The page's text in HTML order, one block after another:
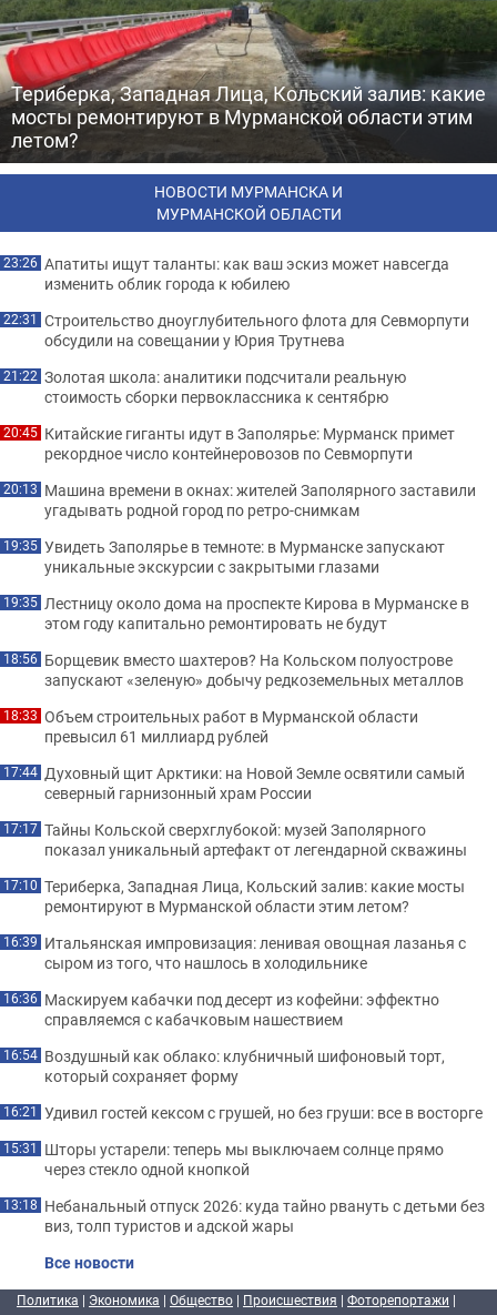
Териберка, Западная Лица, Кольский залив: какие
мосты ремонтируют в Мурманской области этим
летом?
НОВОСТИ МУРМАНСКА И
МУРМАНСКОЙ ОБЛАСТИ
23:26 Апатиты ищут таланты: как ваш эскиз может навсегда
изменить облик города к юбилею
22:31 Строительство дноуглубительного флота для Севморпути
обсудили на совещании у Юрия Трутнева
21:22 Золотая школа: аналитики подсчитали реальную
стоимость сборки первоклассника к сентябрю
20:45 Китайские гиганты идут в Заполярье: Мурманск примет
рекордное число контейнеровозов по Севморпути
20:13 Машина времени в окнах: жителей Заполярного заставили
угадывать родной город по ретро-снимкам
19:35 Увидеть Заполярье в темноте: в Мурманске запускают
уникальные экскурсии с закрытыми глазами
19:35 Лестницу около дома на проспекте Кирова в Мурманске в
этом году капитально ремонтировать не будут
18:56 Борщевик вместо шахтеров? На Кольском полуострове
запускают «зеленую» добычу редкоземельных металлов
18:33 Объем строительных работ в Мурманской области
превысил 61 миллиард рублей
17:44 Духовный щит Арктики: на Новой Земле освятили самый
северный гарнизонный храм России
17:17 Тайны Кольской сверхглубокой: музей Заполярного
показал уникальный артефакт от легендарной скважины
17:10 Териберка, Западная Лица, Кольский залив: какие мосты
ремонтируют в Мурманской области этим летом?
16:39 Итальянская импровизация: ленивая овощная лазанья с
сыром из того, что нашлось в холодильнике
16:36 Маскируем кабачки под десерт из кофейни: эффектно
справляемся с кабачковым нашествием
16:54 Воздушный как облако: клубничный шифоновый торт,
который сохраняет форму
16:21 Удивил гостей кексом с грушей, но без груши: все в восторге
15:31 Шторы устарели: теперь мы выключаем солнце прямо
через стекло одной кнопкой
13:18 Небанальный отпуск 2026: куда тайно рвануть с детьми без
виз, толп туристов и адской жары
Все новости
Политика | Экономика | Общество | Происшествия | Фоторепортажи |